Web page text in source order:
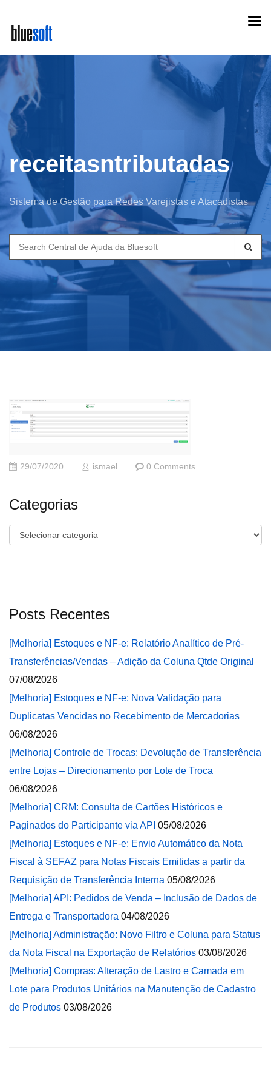
main
content
receitasntributadas
Sistema de Gestão para Redes Varejistas e Atacadistas
Search
for:
29/07/2020 ismael 0 Comments
Categorias
Categorias
Posts Recentes
[Melhoria] Estoques e NF-e: Relatório Analítico de Pré-
Transferências/Vendas – Adição da Coluna Qtde Original
07/08/2026
[Melhoria] Estoques e NF-e: Nova Validação para
Duplicatas Vencidas no Recebimento de Mercadorias
06/08/2026
[Melhoria] Controle de Trocas: Devolução de Transferência
entre Lojas – Direcionamento por Lote de Troca
06/08/2026
[Melhoria] CRM: Consulta de Cartões Históricos e
Paginados do Participante via API 05/08/2026
[Melhoria] Estoques e NF-e: Envio Automático da Nota
Fiscal à SEFAZ para Notas Fiscais Emitidas a partir da
Requisição de Transferência Interna 05/08/2026
[Melhoria] API: Pedidos de Venda – Inclusão de Dados de
Entrega e Transportadora 04/08/2026
[Melhoria] Administração: Novo Filtro e Coluna para Status
da Nota Fiscal na Exportação de Relatórios 03/08/2026
[Melhoria] Compras: Alteração de Lastro e Camada em
Lote para Produtos Unitários na Manutenção de Cadastro
de Produtos 03/08/2026